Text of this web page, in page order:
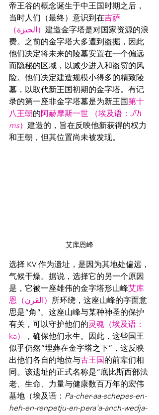
帝王谷的概念诞生于中王国时期之后，
当时人们（最终）意识到在吉萨
（الجيزة） 建造金字塔是对国家资源的浪
费。之前的金字塔大多遭到盗掘，因此
他们决定将未来的陵墓安置在一个偏远
而隐秘的区域，以减少进入和盗窃的风
险。他们决定建造规模小得多的精致陵
墓，以取代新王国初期的金字塔。有记
录的第一座非金字塔墓是为新王国第十
八王朝的阿赫摩斯一世 （埃及语： Jˁḥ
ms） 建造的，旨在反映他新获得的权力
和王朝，但其位置尚未被发现。
艾库恩峰
选择 KV 作为遗址，是因为其地处偏远，
气候干燥。据说，选择它的另一个原因
是，它被一座雄伟的金字塔形山峰艾库
恩（القرن） 所环绕，这座山峰的字面意
思是“角”。这座山峰与某种神圣的保护
有关，可以守护他们的灵魂（埃及语：
ka）
，确保他们永生。因此，这些国王
似乎仍然“埋葬在金字塔之下”，这反映
出他们各自的地位与古王国的前辈们相
同。该遗址的正式名称是“底比斯西部法
老、生命、力量与健康数百万年的宏伟
墓地（埃及语： Pa-cher-aa-schepes-en-
heh-en-renpetju-en-pera'a-anch-wedja-